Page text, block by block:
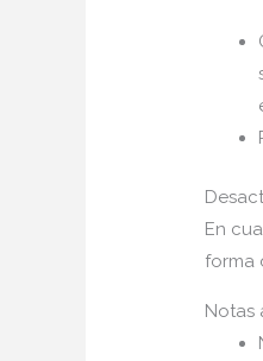
En
forma
Notas